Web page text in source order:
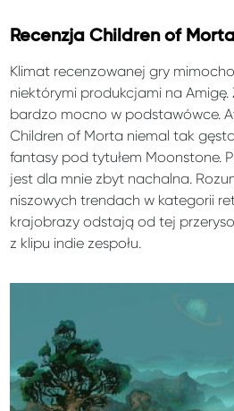
Recenzja Children of
Klimat recenzowanej gry
niektórymi produkcjami na Amigę.
bardzo mocno w podstawówce.
Children of Morta niemal tak
fantasy pod tytułem Moonstone.
jest dla mnie zbyt nachalna.
niszowych trendach w kategorii
krajobrazy odstają od tej
z klipu indie zespołu.